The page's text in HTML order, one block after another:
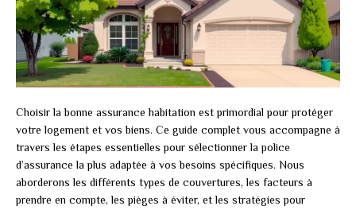
Choisir la bonne assurance habitation est primordial pour protéger
votre logement et vos biens. Ce guide complet vous accompagne à
travers les étapes essentielles pour sélectionner la police
d’assurance la plus adaptée à vos besoins spécifiques. Nous
aborderons les différents types de couvertures, les facteurs à
prendre en compte, les pièges à éviter, et les stratégies pour